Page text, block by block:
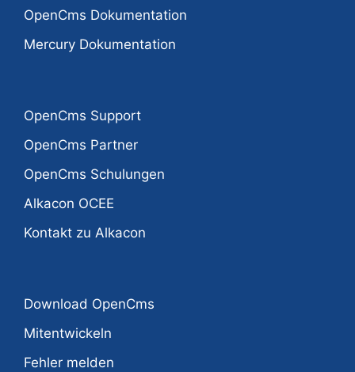
OpenCms Dokumentation
Mercury Dokumentation
OpenCms Support
OpenCms Partner
OpenCms Schulungen
Alkacon OCEE
Kontakt zu Alkacon
Download OpenCms
Mitentwickeln
Fehler melden